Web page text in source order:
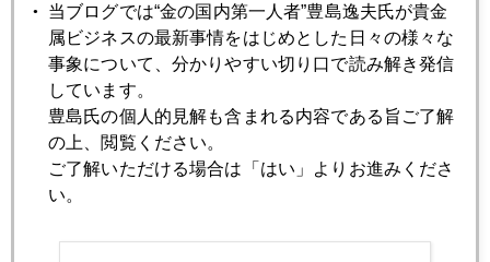
2024年12月17日
心変わり、やっぱり３０００ドルに
2024年12月16日
儲け過ぎたファンドの悩み、ＮＩＳＡ初心者組への教訓
今週４連騰ならず、急反落
当ブログでは“金の国内第一人者”豊島逸夫氏が貴金
属ビジネスの最新事情をはじめとした日々の様々な
事象について、分かりやすい切り口で読み解き発信
しています。
豊島氏の個人的見解も含まれる内容である旨ご了解
の上、閲覧ください。
ご了解いただける場合は「はい」よりお進みくださ
い。